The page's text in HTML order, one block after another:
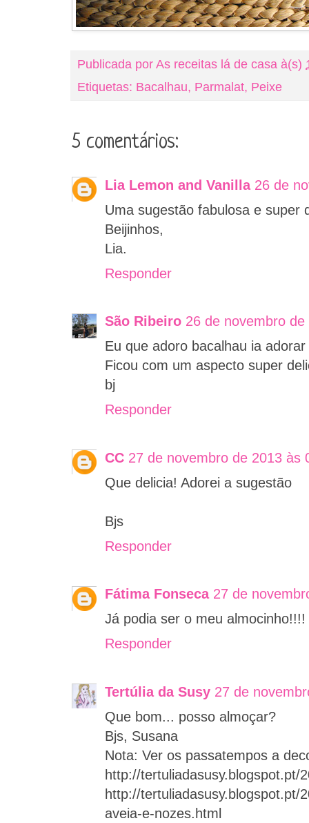
Publicada porAs receitas lá de casa à(s)
Etiquetas: Bacalhau, Parmalat, Peixe
5 comentários:
Lia Lemon and Vanilla 26 de
Uma sugestão fabulosa e super
Beijinhos,
Lia.
Responder
São Ribeiro 26 de novembro
Eu que adoro bacalhau ia
Ficou com um aspecto super
bj
Responder
CC 27 de novembro de 2013 às
Que delicia! Adorei a sugestão
Bjs
Responder
Fátima Fonseca 27 de
Já podia ser o meu almocinho!!!!
Responder
Tertúlia da Susy 27 de
Que bom... posso almoçar?
Bjs, Susana
Nota: Ver os passatempos a
http://tertuliadasusy.blogspot.pt/
http://tertuliadasusy.blogspot.pt/
aveia-e-nozes.html